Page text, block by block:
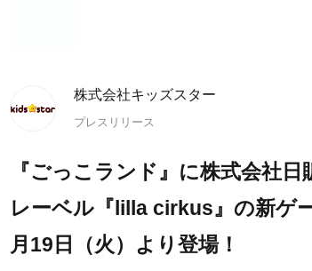
株式会社キッズスター
プレスリリース
『ごっこランド』に株式会社
レーベル『lilla cirkus』の新ゲ
月19日（火）より登場！